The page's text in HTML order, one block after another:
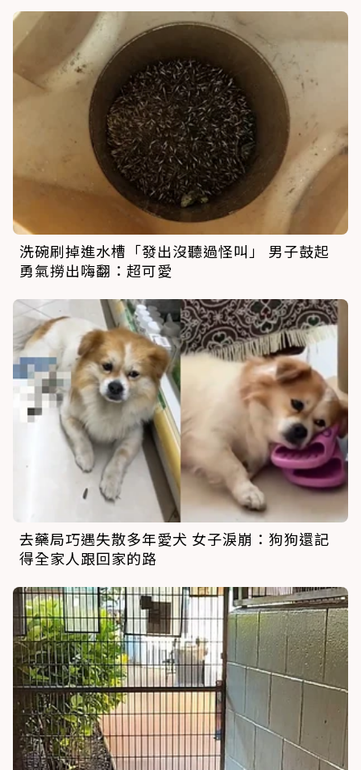
洗碗刷掉進水槽「發出沒聽過怪叫」 男子鼓起
勇氣撈出嗨翻：超可愛
去藥局巧遇失散多年愛犬 女子淚崩：狗狗還記
得全家人跟回家的路